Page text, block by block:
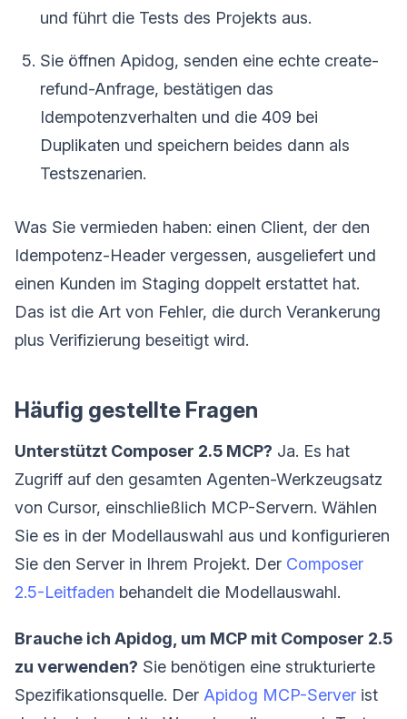
und führt die Tests des Projekts aus.
Sie öffnen Apidog, senden eine echte create-
refund-Anfrage, bestätigen das
Idempotenzverhalten und die 409 bei
Duplikaten und speichern beides dann als
Testszenarien.
Was Sie vermieden haben: einen Client, der den
Idempotenz-Header vergessen, ausgeliefert und
einen Kunden im Staging doppelt erstattet hat.
Das ist die Art von Fehler, die durch Verankerung
plus Verifizierung beseitigt wird.
Häufig gestellte Fragen
Unterstützt Composer 2.5 MCP? Ja. Es hat
Zugriff auf den gesamten Agenten-Werkzeugsatz
von Cursor, einschließlich MCP-Servern. Wählen
Sie es in der Modellauswahl aus und konfigurieren
Sie den Server in Ihrem Projekt. Der Composer
2.5-Leitfaden behandelt die Modellauswahl.
Brauche ich Apidog, um MCP mit Composer 2.5
zu verwenden? Sie benötigen eine strukturierte
Spezifikationsquelle. Der Apidog MCP-Server ist